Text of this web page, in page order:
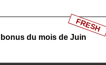
du mois de Juin
FRESH